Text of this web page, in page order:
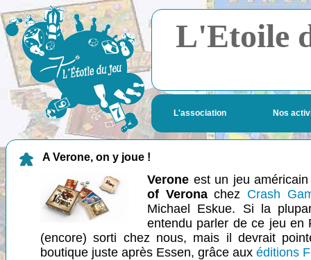
L'Etoile
L'association Nos
A Verone, on y joue !
Verone est un jeu
of Veronachez Crash
Michael Eskue. Si la
entendu parler de ce jeu en
(encore) sorti chez nous, mais il devrait
boutique juste après Essen, grâce auxéditions